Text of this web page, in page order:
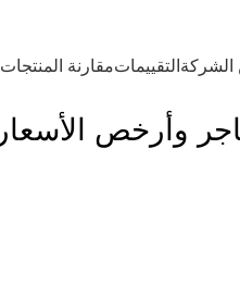
الشركة التقييماتمقارنة المنتجات
وأرخص الأسعار